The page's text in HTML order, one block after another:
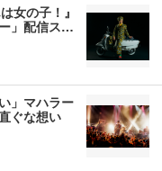
女の子！』
」配信ス…
」マハラー
ぐな想い